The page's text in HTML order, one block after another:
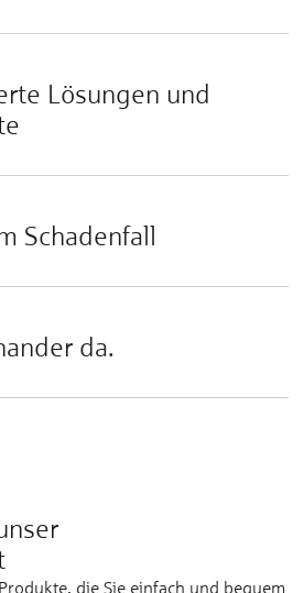
Lösungen und
Schadenfall
da.
die Sie einfach und bequem